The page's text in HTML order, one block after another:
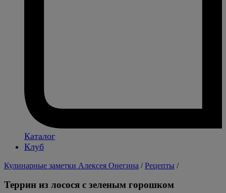
Каталог
Клуб
Кулинарные заметки Алексея Онегина /Рецепты /
Террин из лосося с зеленым горошком